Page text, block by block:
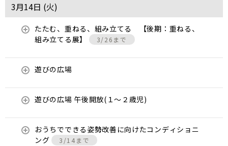
3月14日 (火)
たたむ、重ねる、組み立てる 【後期：重ねる、
組み立てる展】
3/26まで
遊びの広場
遊びの広場 午後開放(１～２歳児)
おうちでできる姿勢改善に向けたコンディショニ
ング
3/14まで